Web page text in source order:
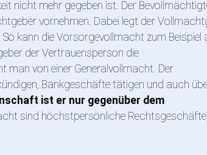
nicht mehr gegeben ist. Der
vornehmen. Dabei legt der
kann die Vorsorgevollmacht zum Beispiel
der Vertrauensperson die
man von einer Generalvollmacht. Der
Bankgeschäfte tätigen und auch
ist er nur gegenüber dem
sind höchstpersönliche